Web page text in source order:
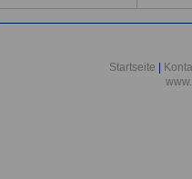
Startseite